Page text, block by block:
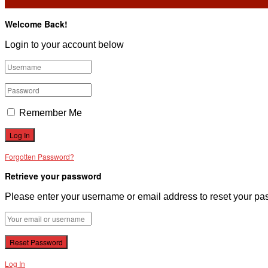
THƯ VIỆN
Welcome Back!
Login to your account below
Remember Me
Forgotten Password?
Retrieve your password
Please enter your username or email address to reset your
Log In